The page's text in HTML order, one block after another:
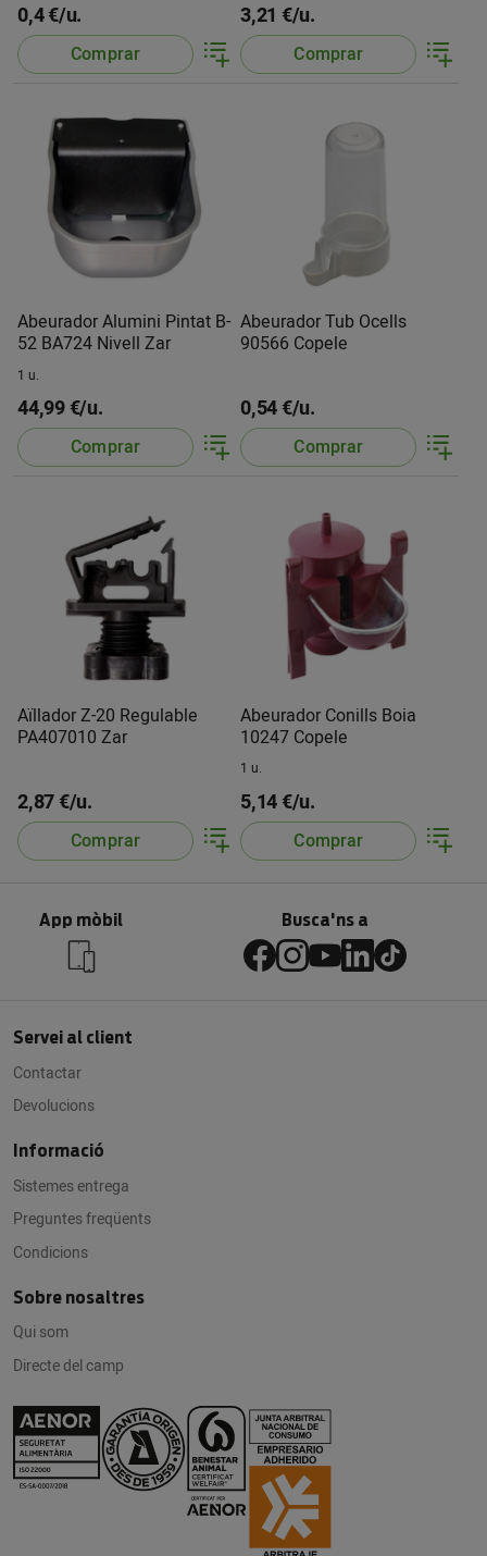
0,4 €/u.
Comprar
3,21 €/u.
Comprar
Abeurador Alumini Pintat B-
52 BA724 Nivell Zar
1 u.
44,99 €/u.
Comprar
Abeurador Tub Ocells
90566 Copele
0,54 €/u.
Comprar
Aïllador Z-20 Regulable
PA407010 Zar
2,87 €/u.
Comprar
Abeurador Conills Boia
10247 Copele
1 u.
5,14 €/u.
Comprar
App mòbil Busca'ns a
Servei al client
Contactar
Devolucions
Informació
Sistemes entrega
Preguntes freqüents
Condicions
Sobre nosaltres
Qui som
Directe del camp